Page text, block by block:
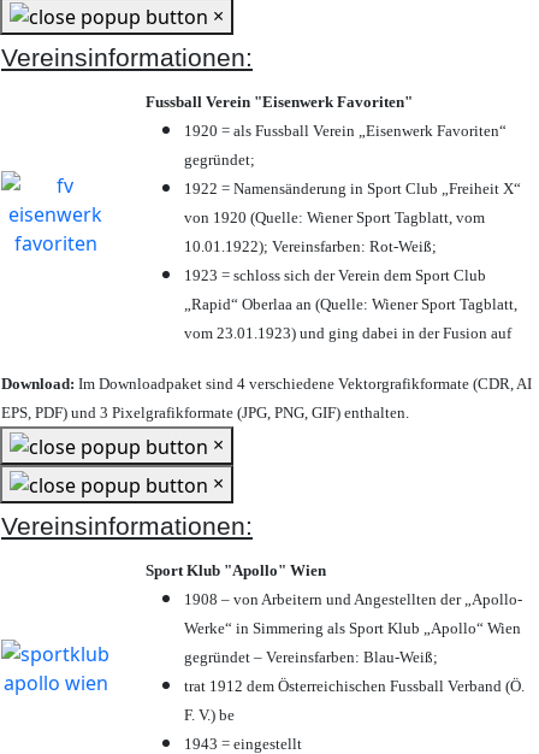
×
Vereinsinformationen:
Fussball Verein "Eisenwerk Favoriten"
1920 = als Fussball Verein „Eisenwerk Favoriten“
gegründet;
1922 = Namensänderung in Sport Club „Freiheit X“
von 1920 (Quelle: Wiener Sport Tagblatt, vom
10.01.1922); Vereinsfarben: Rot-Weiß;
1923 = schloss sich der Verein dem Sport Club
„Rapid“ Oberlaa an (Quelle: Wiener Sport Tagblatt,
vom 23.01.1923) und ging dabei in der Fusion auf
Download: Im Downloadpaket sind 4 verschiedene Vektorgrafikformate (CDR, AI
EPS, PDF) und 3 Pixelgrafikformate (JPG, PNG, GIF) enthalten.
×
×
Vereinsinformationen:
Sport Klub "Apollo" Wien
1908 – von Arbeitern und Angestellten der „Apollo-
Werke“ in Simmering als Sport Klub „Apollo“ Wien
gegründet – Vereinsfarben: Blau-Weiß;
trat 1912 dem Österreichischen Fussball Verband (Ö.
F. V.) be
1943 = eingestellt